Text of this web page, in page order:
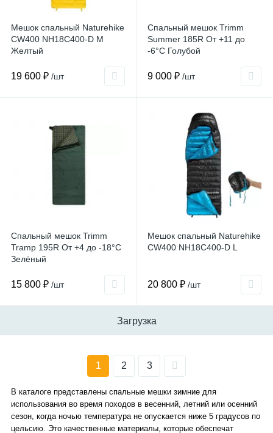
Мешок спальный Naturehike
CW400 NH18C400-D M
Желтый
19 600 ₽ /шт
Спальный мешок Trimm
Summer 185R От +11 до
-6°С Голубой
9 000 ₽ /шт
Спальный мешок Trimm
Tramp 195R От +4 до -18°С
Зелёный
15 800 ₽ /шт
Мешок спальный Naturehike
CW400 NH18C400-D L
20 800 ₽ /шт
Загрузка
1 2 3
В каталоге представлены спальные мешки зимние для
использования во время походов в весенний, летний или осенний
сезон, когда ночью температура не опускается ниже 5 градусов по
цельсию. Это качественные материалы, которые обеспечат